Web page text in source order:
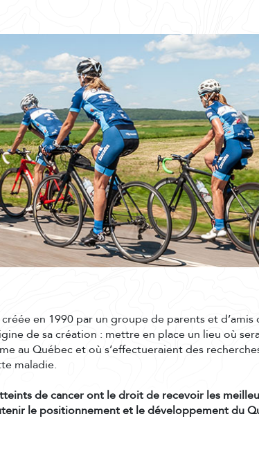
en 1990 par un groupe de parents et d’amis
de sa création : mettre en place un lieu où
au Québec et où s’effectueraient des
maladie.
de cancer ont le droit de recevoir les
le positionnement et le développement du